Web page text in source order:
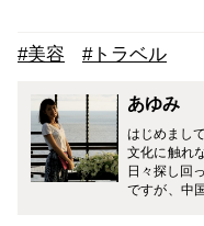
#美容 #トラベル
あゆみ
はじめまし
文化に触れ
日々探し回
ですが、中